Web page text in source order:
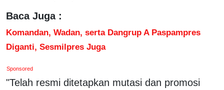
Baca Juga :
Komandan, Wadan, serta Dangrup A Paspampres
Diganti, Sesmilpres Juga
Sponsored
"Telah resmi ditetapkan mutasi dan promosi